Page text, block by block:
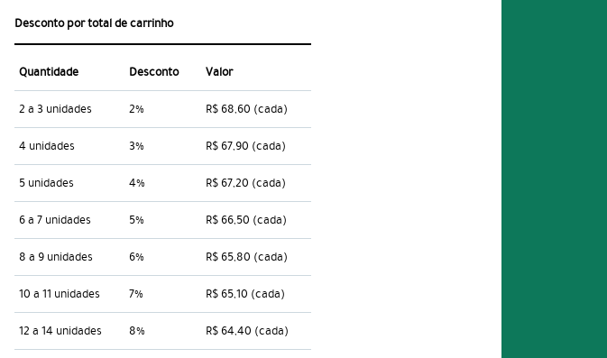
Desconto por total de carrinho
Quantidade Desconto Valor
2 a 3 unidades 2% R$ 68,60 (cada)
4 unidades 3% R$ 67,90 (cada)
5 unidades 4% R$ 67,20 (cada)
6 a 7 unidades 5% R$ 66,50 (cada)
8 a 9 unidades 6% R$ 65,80 (cada)
10 a 11 unidades 7% R$ 65,10 (cada)
12 a 14 unidades 8% R$ 64,40 (cada)